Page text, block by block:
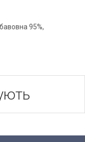
95%,